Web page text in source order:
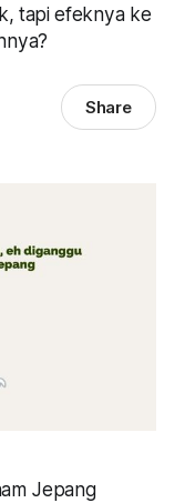
tapi efeknya ke
Share
Jepang